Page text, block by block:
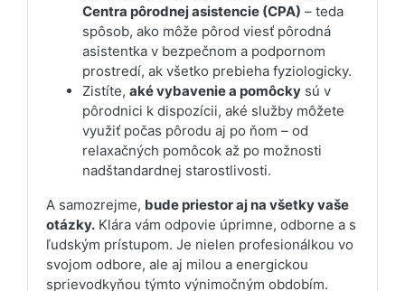
Centra pôrodnej asistencie (CPA) – teda
spôsob, ako môže pôrod viesť pôrodná
asistentka v bezpečnom a podpornom
prostredí, ak všetko prebieha fyziologicky.
Zistíte, aké vybavenie a pomôcky sú v
pôrodnici k dispozícii, aké služby môžete
využiť počas pôrodu aj po ňom – od
relaxačných pomôcok až po možnosti
nadštandardnej starostlivosti.
A samozrejme, bude priestor aj na všetky vaše
otázky. Klára vám odpovie úprimne, odborne a s
ľudským prístupom. Je nielen profesionálkou vo
svojom odbore, ale aj milou a energickou
sprievodkyňou týmto výnimočným obdobím.